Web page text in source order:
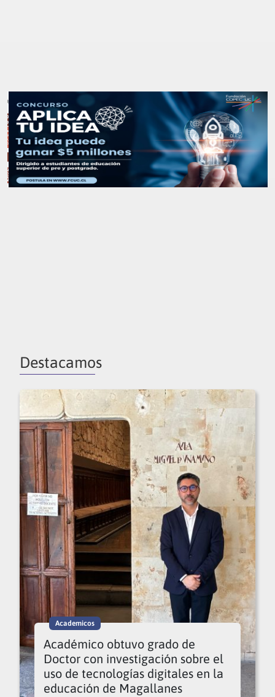
Destacamos
Academicos
Académico obtuvo grado de
Doctor con investigación sobre el
uso de tecnologías digitales en la
educación de Magallanes